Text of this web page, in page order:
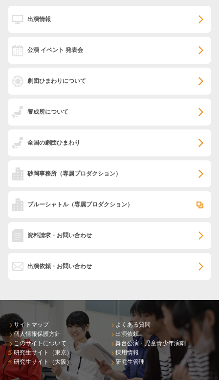
出演情報
公演 イベント 発表会
劇団ひまわりについて
養成所について
全国の劇団ひまわり
砂岡事務所 （専属プロダクション）
ブルーシャトル（専属プロダクション）
資料請求・お問い合わせ
出演依頼・お問い合わせ
サイトマップ
個人情報保護方針
このサイトについて
研究生サイト（東京）
研究生サイト（大阪）
よくある質問
出演依頼
舞台公演・児童青少年演劇
採用情報
研究生管理